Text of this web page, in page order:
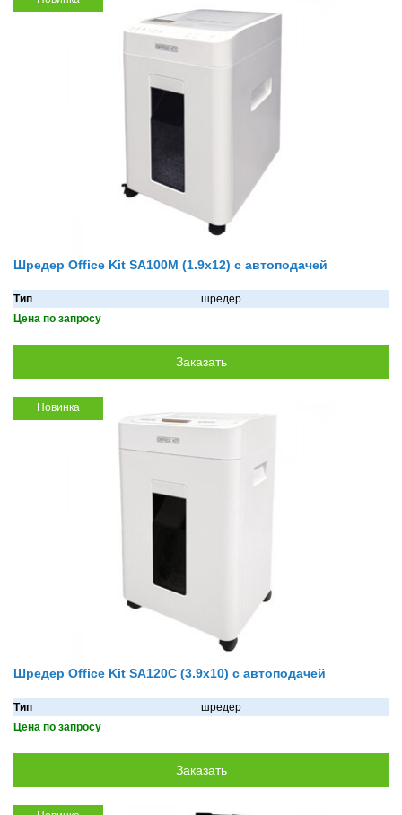
Шредер Office Kit SA100M (1.9х12) с автоподачей
Тип
шредер
Цена по запросу
Новинка
Шредер Office Kit SA120C (3.9х10) с автоподачей
Тип
шредер
Цена по запросу